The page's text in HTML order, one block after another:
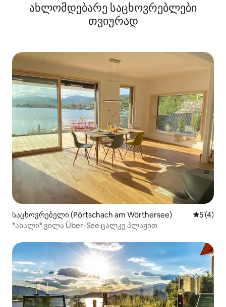
ახლომდებარე საცხოვრებლები
თვიურად
საცხოვრებელი (Pörtschach am Wörthersee)
5 (4)
*ახალი* ვილა Über-See ცალკე პლაჟით